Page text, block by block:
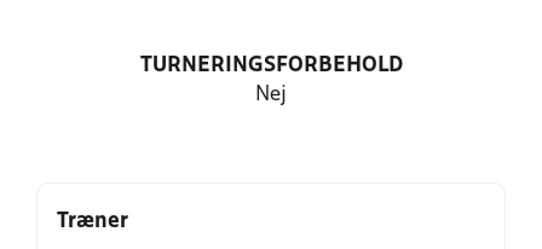
TURNERINGSFORBEHOLD
Nej
Træner